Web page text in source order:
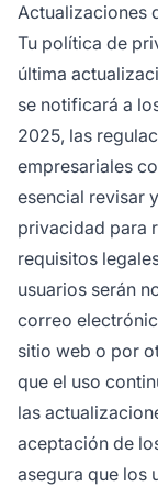
Actualizaciones
Tu política de
última
se notificará a
2025, las
empresariales
esencial revisar
privacidad para
requisitos
usuarios serán
correo
sitio web o por
que el uso
las
aceptación de
asegura que los